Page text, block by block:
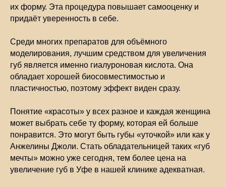
их форму. Эта процедура повышает самооценку и
придаёт уверенность в себе.
Среди многих препаратов для объёмного
моделирования, лучшим средством для увеличения
губ является именно гиалуроновая кислота. Она
обладает хорошей биосовместимостью и
пластичностью, поэтому эффект виден сразу.
Понятие «красоты» у всех разное и каждая женщина
может выбрать себе ту форму, которая ей больше
понравится. Это могут быть губы «уточкой» или как у
Анжелины Джоли. Стать обладательницей таких «губ
мечты» можно уже сегодня, тем более цена на
увеличение губ в Уфе в нашей клинике адекватная.